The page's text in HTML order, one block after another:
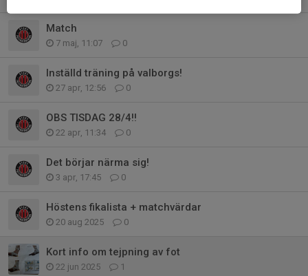
Match
7 maj, 11:07 0
Inställd träning på valborgs!
27 apr, 12:56 0
OBS TISDAG 28/4!!
22 apr, 11:34 0
Det börjar närma sig!
3 apr, 17:45 0
Höstens fikalista + matchvärdar
20 aug 2025 0
Kort info om tejpning av fot
22 jun 2025 1